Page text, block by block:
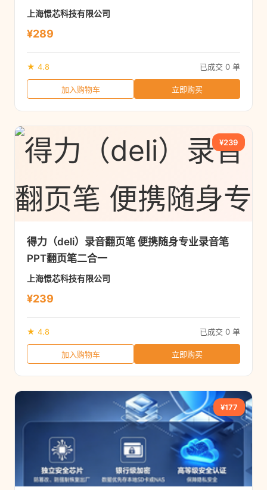
上海憬芯科技有限公司
¥289
★ 4.8 已成交 0 单
加入购物车 立即购买
¥239
得力（deli）录音翻页笔 便携随身专业录音笔
PPT翻页笔二合一
上海憬芯科技有限公司
¥239
★ 4.8 已成交 0 单
加入购物车 立即购买
¥177